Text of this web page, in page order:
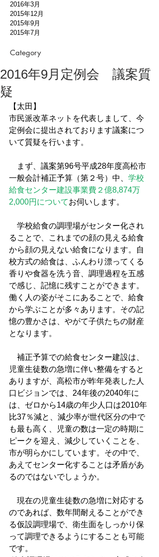
2016年3月
2015年12月
2015年9月
2015年7月
Category
2016年9月定例会 議案質
疑
【太田】
市民派改革ネットを代表しまして、今
定例会に提出されております議案につ
いて質疑を行います。
まず、議案第96号平成28年度高松市
一般会計補正予算（第２号）中、 学校
給食センター建設事業費２億8,874万
2,000円についてお伺いします。
学校給食の調理場がセンター化され
ることで、これまでの顔の見える給食
から顔の見えない給食になります。自
校方式の給食は、ふんわり漂ってくる
香りや食器を洗う音、調理過程を五感
で感じ、記憶に残すことができます。
働く人の姿がそこにあることで、給食
から学ぶことが多々あります。その記
憶の豊かさは、やがて子供たちの財産
となります。
補正予算での給食センター建設は、
児童生徒数の急増に伴い整備をすると
ありますが、高松市が昨年発表した人
口ビジョンでは、24年後の2040年に
は、ゼロから14歳の年少人口は2010年
比37％減と、減少率が世代区分の中で
も最も高く、児童の数は一定の時期に
ピークを迎え、減少していくことを、
市が明らかにしています。その中で、
あえてセンター化することは矛盾があ
るのではないでしょうか。
現在の児童生徒数の急増に対応する
のであれば、数年間耐えることができ
る仮設調理場で、衛生面をしっかり保
って調理できるようにすることも可能
です。